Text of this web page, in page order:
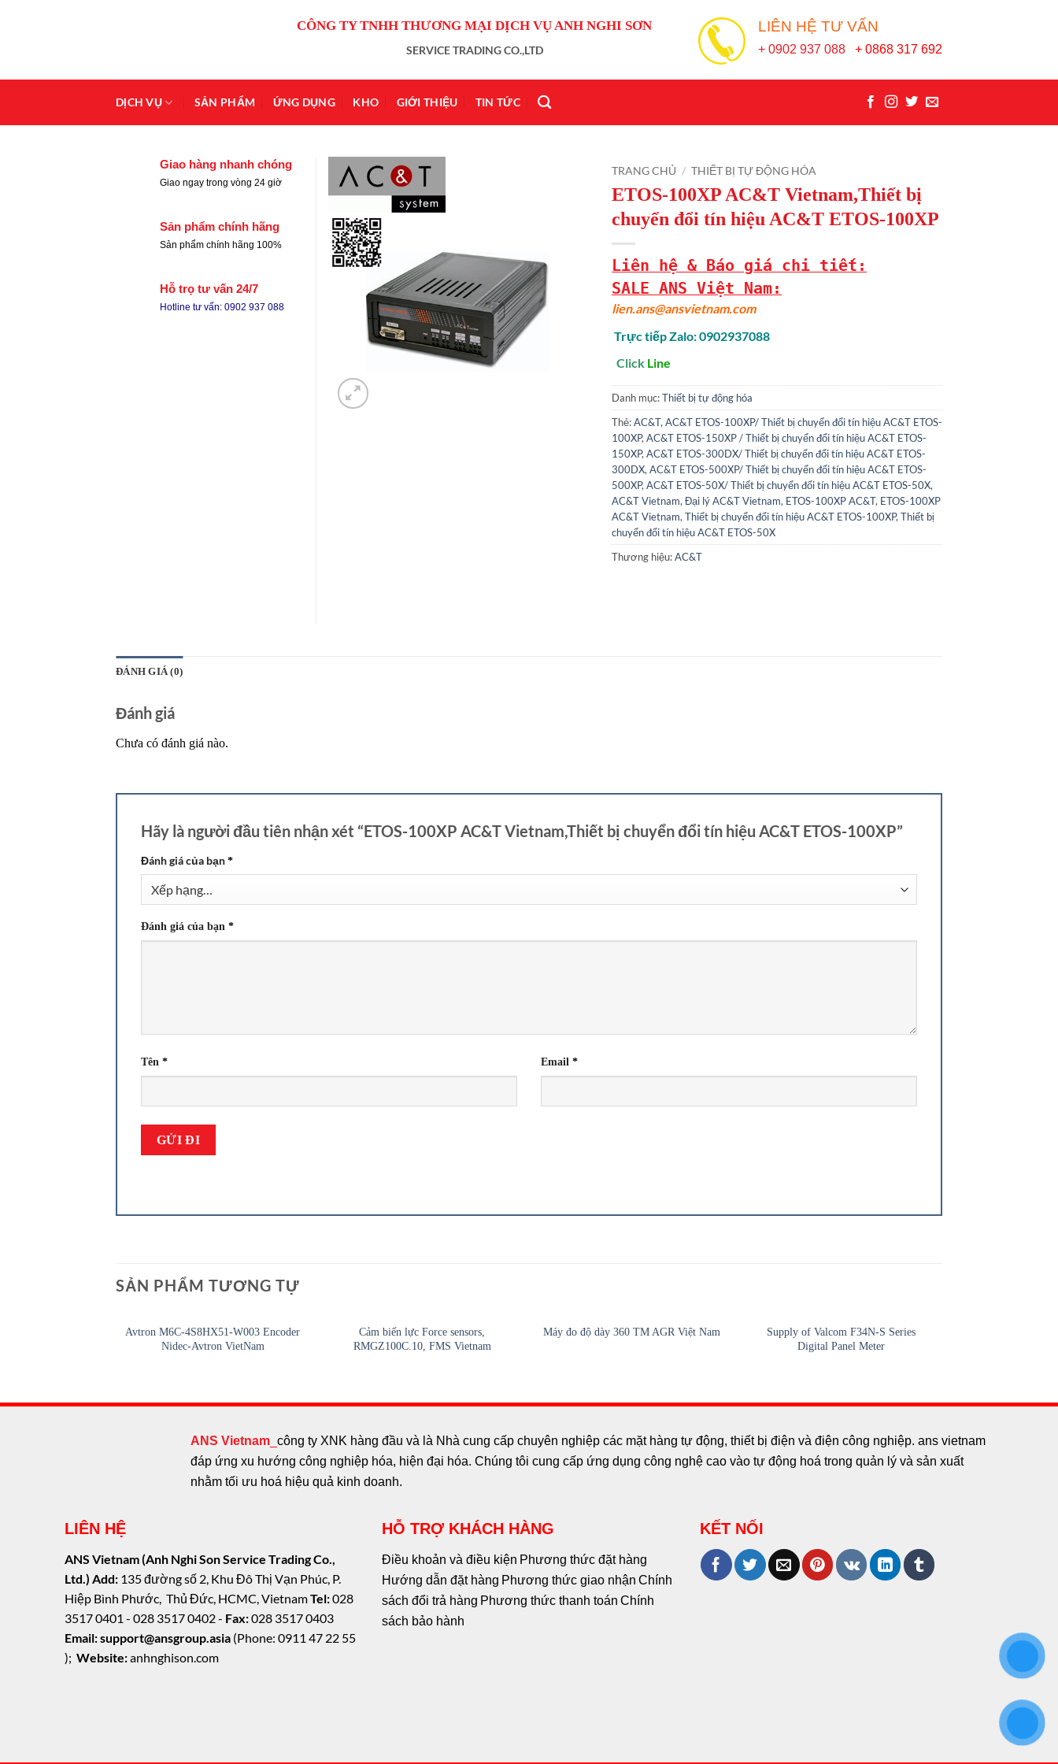
CÔNG TY TNHH THƯƠNG MẠI DỊCH VỤ ANH NGHI SƠN
SERVICE TRADING CO.,LTD
LIÊN HỆ TƯ VẤN
+ 0902 937 088 + 0868 317 692
DỊCH VỤ SẢN PHẨM ỨNG DỤNG KHO GIỚI THIỆU TIN TỨC
TRANG CHỦ / THIẾT BỊ TỰ ĐỘNG HÓA
ETOS-100XP AC&T Vietnam,Thiết bị
chuyển đổi tín hiệu AC&T ETOS-100XP
Liên hệ & Báo giá chi tiết:
SALE ANS Việt Nam:
lien.ans@ansvietnam.com
Trực tiếp Zalo: 0902937088
Click Line
Danh mục:Thiết bị tự động hóa
Thẻ:AC&T, AC&T ETOS-100XP/ Thiết bị chuyển đổi tín hiệu AC&T ETOS-
100XP, AC&T ETOS-150XP / Thiết bị chuyển đổi tín hiệu AC&T ETOS-
150XP, AC&T ETOS-300DX/ Thiết bị chuyển đổi tín hiệu AC&T ETOS-
300DX, AC&T ETOS-500XP/ Thiết bị chuyển đổi tín hiệu AC&T ETOS-
500XP, AC&T ETOS-50X/ Thiết bị chuyển đổi tín hiệu AC&T ETOS-50X,
AC&T Vietnam, Đại lý AC&T Vietnam, ETOS-100XP AC&T, ETOS-100XP
AC&T Vietnam, Thiết bị chuyển đổi tín hiệu AC&T ETOS-100XP, Thiết bị
chuyển đổi tín hiệu AC&T ETOS-50X
Thương hiệu:AC&T
Giao hàng nhanh chóng
Giao ngay trong vòng 24 giờ
Sản phẩm chính hãng
Sản phẩm chính hãng 100%
Hỗ trọ tư vấn 24/7
Hotline tư vấn: 0902 937 088
ĐÁNH GIÁ (0)
Đánh giá
Chưa có đánh giá nào.
Hãy là người đầu tiên nhận xét “ETOS-100XP AC&T Vietnam,Thiết bị chuyển đổi tín hiệu AC&T ETOS-100XP”
Đánh giá của bạn*
Đánh giá của bạn *
Tên * Email *
SẢN PHẨM TƯƠNG TỰ
Avtron M6C-4S8HX51-W003 Encoder
Nidec-Avtron VietNam
Cảm biến lực Force sensors,
RMGZ100C.10, FMS Vietnam
Máy đo độ dày 360 TM AGR Việt Nam
Supply of Valcom F34N-S Series
Digital Panel Meter
ANS Vietnam _công ty XNK hàng đầu và là Nhà cung cấp chuyên nghiệp các mặt hàng tự động, thiết bị điện và điện công nghiệp. ans vietnam
đáp ứng xu hướng công nghiệp hóa, hiện đại hóa. Chúng tôi cung cấp ứng dụng công nghệ cao vào tự động hoá trong quản lý và sản xuất
nhằm tối ưu hoá hiệu quả kinh doanh.
LIÊN HỆ
ANS Vietnam (Anh Nghi Son Service Trading Co.,
Ltd.) Add: 135 đường số 2, Khu Đô Thị Vạn Phúc, P.
Hiệp Bình Phước, Thủ Đức, HCMC, VietnamTel:028
3517 0401 - 028 3517 0402 - Fax:028 3517 0403
Email: support@ansgroup.asia (Phone: 0911 47 22 55
); Website:anhnghison.com
HỖ TRỢ KHÁCH HÀNG
Điều khoản và điều kiện Phương thức đặt hàng
Hướng dẫn đặt hàng Phương thức giao nhận Chính
sách đổi trả hàng Phương thức thanh toán Chính
sách bảo hành
KẾT NỐI